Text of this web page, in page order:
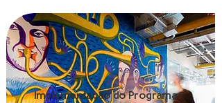
Implementação do Programa